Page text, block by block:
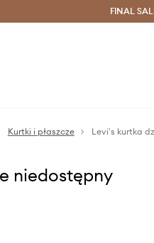
Oszczędzaj zFINAL
Kurtki i płaszcze Levi's kurtka
niedostępny